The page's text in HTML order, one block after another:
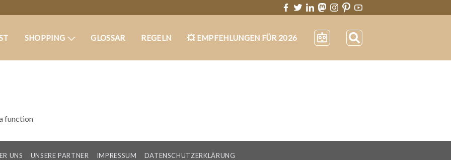
SHOPPING GLOSSAR REGELN 💥 EMPFEHLUNGEN FÜR 2026
function
UNS UNSERE PARTNER IMPRESSUM DATENSCHUTZERKLÄRUNG